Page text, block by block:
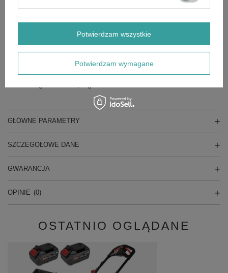
Dane techniczne
Akumulator: 2 x max 20V Li-Ion
Szerokość koszenia: 400mm
Wysokość koszenia: 25mm-75mm / 6 pozycji
Pojemność kosza: 40l
Napęd: brak
GŁÓWNE PARAMETRY
SZCZEGÓŁOWE DANE
GWARANCJA
OPINIE (0)
OSTATNIO OGLĄDANE
Potwierdzam wymagane
Potwierdzam wszystkie